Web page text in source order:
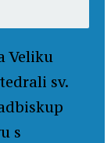
Veliku
sv.
s